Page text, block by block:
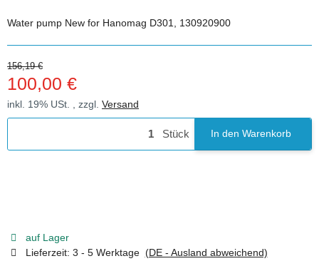
Water pump New for Hanomag D301, 130920900
156,19 €
100,00 €
inkl. 19% USt. , zzgl. Versand
Stück In den Warenkorb
auf Lager
Lieferzeit: 3 - 5 Werktage (DE - Ausland abweichend)